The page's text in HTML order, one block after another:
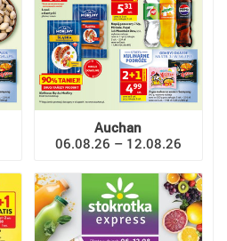
Auchan
06.08.26 – 12.08.26